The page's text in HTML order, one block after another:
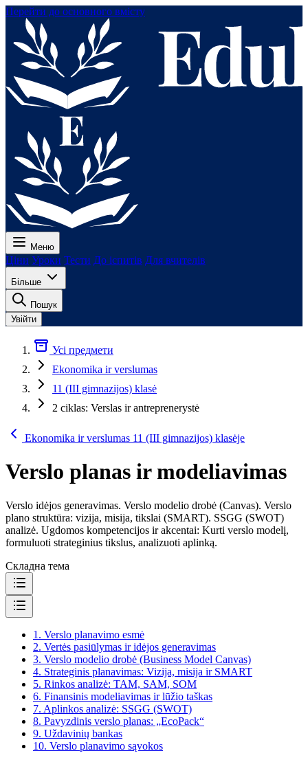
Перейти до основного вмісту
Меню
Ціни Уроки Тести До іспитів Для вчителів
Більше
Пошук
Увійти
Усі предмети
Ekonomika ir verslumas
11 (III gimnazijos) klasė
2 ciklas: Verslas ir antreprenerystė
Ekonomika ir verslumas 11 (III gimnazijos) klasėje
Verslo planas ir modeliavimas
Verslo idėjos generavimas. Verslo modelio drobė (Canvas). Verslo
plano struktūra: vizija, misija, tikslai (SMART). SSGG (SWOT)
analizė. Ugdomos kompetencijos ir akcentai: Kurti verslo modelį,
formuluoti strateginius tikslus, analizuoti aplinką.
Складна тема
1. Verslo planavimo esmė
2. Vertės pasiūlymas ir idėjos generavimas
3. Verslo modelio drobė (Business Model Canvas)
4. Strateginis planavimas: Vizija, misija ir SMART
5. Rinkos analizė: TAM, SAM, SOM
6. Finansinis modeliavimas ir lūžio taškas
7. Aplinkos analizė: SSGG (SWOT)
8. Pavyzdinis verslo planas: „EcoPack“
9. Uždavinių bankas
10. Verslo planavimo sąvokos